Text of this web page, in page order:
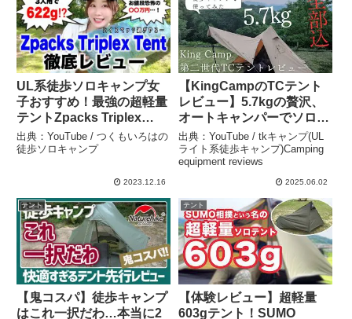
UL系徒歩ソロキャンプ女
子おすすめ！最強の超軽量
テントZpacks Triplex
Tent徹底レビュー！【ウル
トラライト】 – つくもいろ
出典：YouTube / つくもいろはの
徒歩ソロキャンプ
2023.12.16
【KingCampのTCテント
レビュー】5.7kgの贅沢、
オートキャンパーでソロキ
ャンプなら、これでもうい
いかも！徒歩キャンプ目線
でもレビュー！ – tkキャン
プ(ULライト系徒歩キャン
プ)Camping equipment
reviews
出典：YouTube / tkキャンプ(UL
ライト系徒歩キャンプ)Camping
equipment reviews
2025.06.02
テント
【鬼コスパ】徒歩キャンプ
はこれ一択だわ…本当に2
テント
【体験レビュー】超軽量
603gテント！SUMO